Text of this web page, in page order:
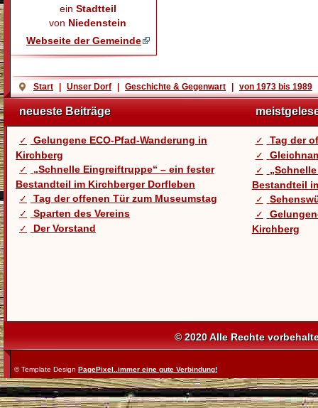
ein Stadtteil
von Niedenstein
Webseite der Gemeinde
Start Unser Dorf Geschichte & Gegenwart von 1973 bis 1989
neueste Beiträge
Gelungene ECO-Pfad-Wanderung in
Kirchberg
„Schnelle Eingreiftruppe“ – ein fester
Bestandteil im Kirchberger Dorfleben
Tag der offenen Tür zum Museumstag
Sparten des Vereins
Der Vorstand
Tag der
Bestandteil
Kirchberg
© 2020 Alle Rechte
© Template Design PagePixel..immer eine gute Verbindung!